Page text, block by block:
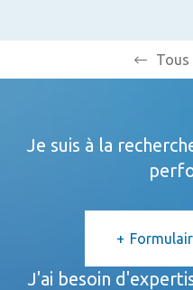
Je suis à la
J'ai besoin